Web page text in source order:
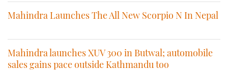
Mahindra Launches The All New Scorpio N In Nepal
Mahindra launches XUV 300 in Butwal; automobile
sales gains pace outside Kathmandu too